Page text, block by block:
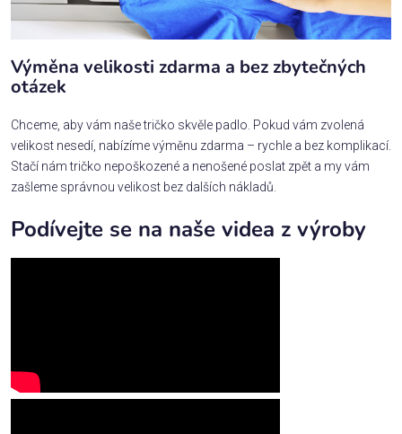
Výměna velikosti zdarma a bez zbytečných
otázek
Chceme, aby vám naše tričko skvěle padlo. Pokud vám zvolená
velikost nesedí, nabízíme výměnu zdarma – rychle a bez komplikací.
Stačí nám tričko nepoškozené a nenošené poslat zpět a my vám
zašleme správnou velikost bez dalších nákladů.
Podívejte se na naše videa z výroby